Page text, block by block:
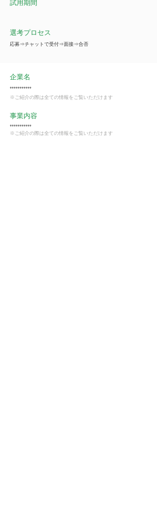
試用期間
選考プロセス
応募⇒チャットで受付⇒面接⇒合否
企業名
***********
※ご紹介の際は全ての情報をご覧いただけます
事業内容
***********
※ご紹介の際は全ての情報をご覧いただけます